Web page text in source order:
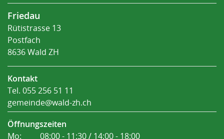
Friedau
Rütistrasse 13
Postfach
8636 Wald ZH
Kontakt
Tel. 055 256 51 11
gemeinde@wald-zh.ch
Öffnungszeiten
Mo: 08:00 - 11:30 / 14:00 - 18:00